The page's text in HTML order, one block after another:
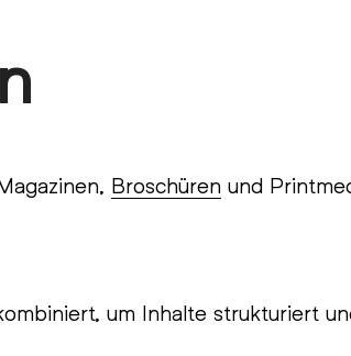
Broschüren und
um Inhalte strukturiert